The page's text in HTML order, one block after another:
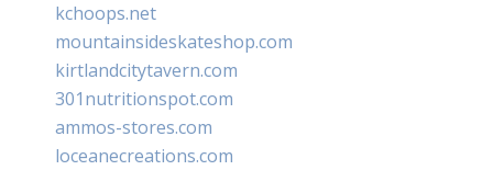
kchoops.net
mountainsideskateshop.com
kirtlandcitytavern.com
301nutritionspot.com
ammos-stores.com
loceanecreations.com